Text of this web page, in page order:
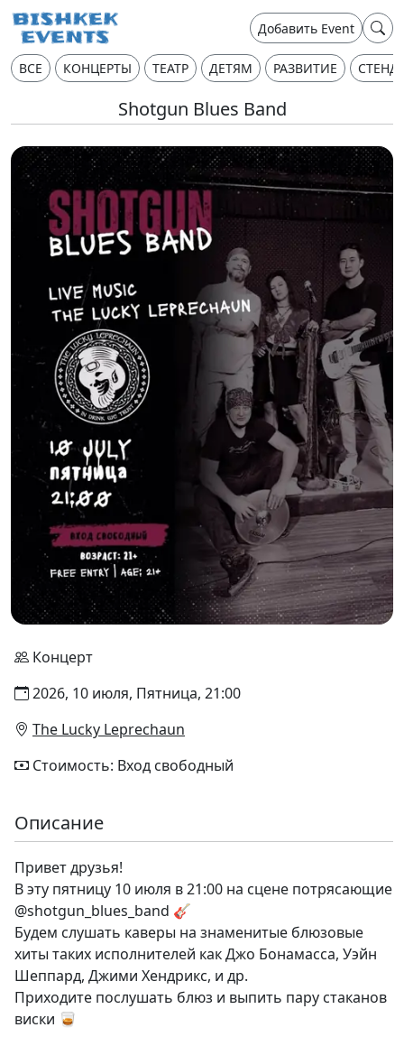
Добавить Event
ВСЕ КОНЦЕРТЫ ТЕАТР ДЕТЯМ РАЗВИТИЕ
Shotgun Blues Band
Концерт
2026, 10 июля, Пятница, 21:00
The Lucky Leprechaun
Стоимость: Вход свободный
Описание
Привет друзья!
В эту пятницу 10 июля в 21:00 на сцене потрясающие
@shotgun_blues_band 🎸
Будем слушать каверы на знаменитые блюзовые
хиты таких исполнителей как Джо Бонамасса, Уэйн
Шеппард, Джими Хендрикс, и др.
Приходите послушать блюз и выпить пару стаканов
виски 🥃